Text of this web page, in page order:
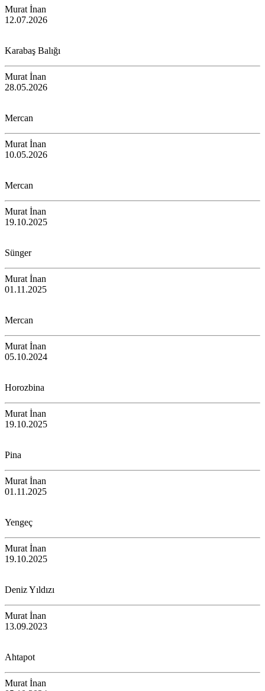
Murat İnan
12.07.2026
Karabaş Balığı
Murat İnan
28.05.2026
Mercan
Murat İnan
10.05.2026
Mercan
Murat İnan
19.10.2025
Sünger
Murat İnan
01.11.2025
Mercan
Murat İnan
05.10.2024
Horozbina
Murat İnan
19.10.2025
Pina
Murat İnan
01.11.2025
Yengeç
Murat İnan
19.10.2025
Deniz Yıldızı
Murat İnan
13.09.2023
Ahtapot
Murat İnan